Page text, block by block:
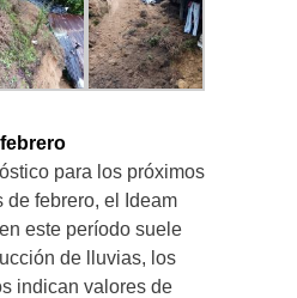
para los próximos
de febrero, el Ideam
este período suele
de lluvias, los
indican valores de